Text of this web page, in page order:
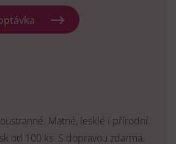
Matné, lesklé i přírodní.
od 100 ks. S dopravou zdarma.